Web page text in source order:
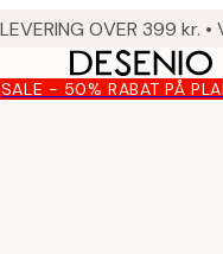
SALE - 50% RABAT PÅ